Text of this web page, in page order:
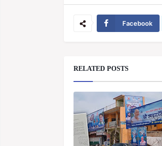
Facebook
RELATED POSTS